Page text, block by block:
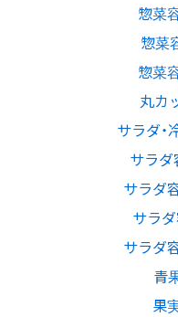
惣菜
惣菜
惣菜
丸カ
サラダ・
サラダ
サラダ
サラダ
サラダ
青
果